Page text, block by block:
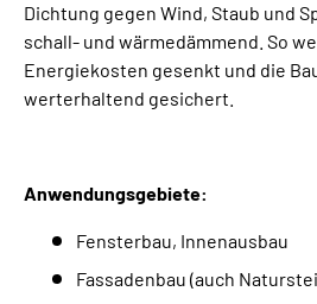
Dichtung gegen Wind, Staub und
schall- und wärmedämmend. So
Energiekosten gesenkt und die
werterhaltend gesichert.
Anwendungsgebiete:
Fensterbau, Innenausbau
Fassadenbau (auch